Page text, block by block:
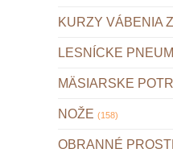
KURZY VÁBENIA
LESNÍCKE
MÄSIARSKE
NOŽE (158)
OBRANNÉ